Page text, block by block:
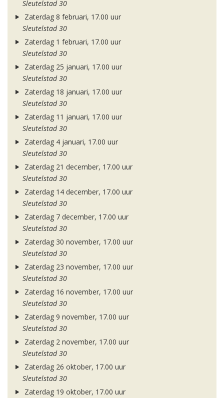
Sleutelstad 30
Zaterdag 8 februari, 17.00 uur
Sleutelstad 30
Zaterdag 1 februari, 17.00 uur
Sleutelstad 30
Zaterdag 25 januari, 17.00 uur
Sleutelstad 30
Zaterdag 18 januari, 17.00 uur
Sleutelstad 30
Zaterdag 11 januari, 17.00 uur
Sleutelstad 30
Zaterdag 4 januari, 17.00 uur
Sleutelstad 30
Zaterdag 21 december, 17.00 uur
Sleutelstad 30
Zaterdag 14 december, 17.00 uur
Sleutelstad 30
Zaterdag 7 december, 17.00 uur
Sleutelstad 30
Zaterdag 30 november, 17.00 uur
Sleutelstad 30
Zaterdag 23 november, 17.00 uur
Sleutelstad 30
Zaterdag 16 november, 17.00 uur
Sleutelstad 30
Zaterdag 9 november, 17.00 uur
Sleutelstad 30
Zaterdag 2 november, 17.00 uur
Sleutelstad 30
Zaterdag 26 oktober, 17.00 uur
Sleutelstad 30
Zaterdag 19 oktober, 17.00 uur